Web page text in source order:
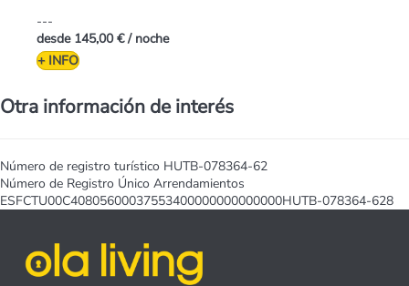
---
desde 145,00 € / noche
+ INFO
Otra información de interés
Número de registro turístico HUTB-078364-62
Número de Registro Único Arrendamientos
ESFCTU00C40805600037553400000000000000HUTB-078364-628